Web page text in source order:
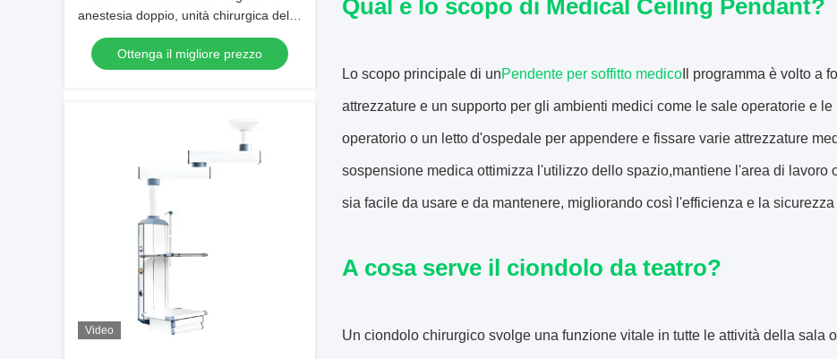
anestesia doppio, unità chirurgica della
stanza dell'ospedale ICU
Ottenga il migliore prezzo
Video
Qual è lo scopo di Medical Ceiling Pendant?
Lo scopo principale di unPendente per soffitto medico Il programma è volto a
attrezzature e un supporto per gli ambienti medici come le sale operatorie e
operatorio o un letto d'ospedale per appendere e fissare varie attrezzature
sospensione medica ottimizza l'utilizzo dello spazio,mantiene l'area di lavoro
sia facile da usare e da mantenere, migliorando così l'efficienza e la sicurezza
A cosa serve il ciondolo da teatro?
Un ciondolo chirurgico svolge una funzione vitale in tutte le attività della sala